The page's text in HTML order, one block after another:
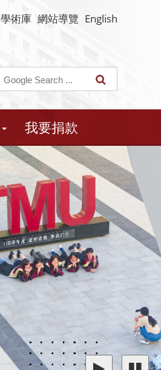
學術庫 網站導覽 English
我要捐款